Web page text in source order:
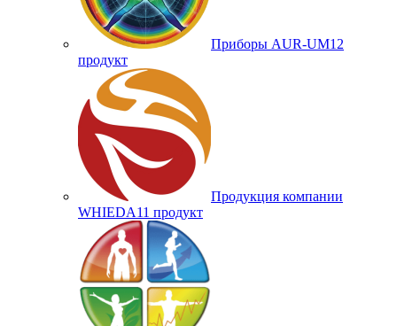
Приборы AUR-UM12
продукт
Продукция компании
WHIEDA11 продукт